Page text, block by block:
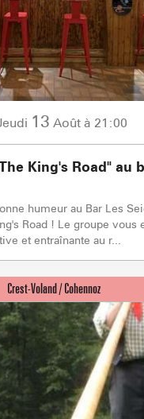
13 Août à 21:00
King's Road" au
humeur au Bar Les
Road ! Le groupe vous
et entraînante au r...